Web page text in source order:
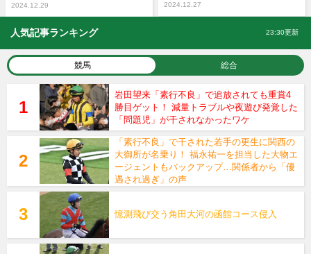
2024.12.29 2024.12.27
人気記事ランキング 23:30更新
競馬 総合
岩田望来「素行不良」で追放されても重賞4
勝目ゲット！ 減量トラブルや夜遊び発覚した
「問題児」が干されなかったワケ
「素行不良」で干された若手の更生に関西の
大御所が名乗り！ 福永祐一を担当した大物エ
ージェントもバックアップ…関係者から「優
遇され過ぎ」の声
憶測飛び交う角田大河の函館コース侵入